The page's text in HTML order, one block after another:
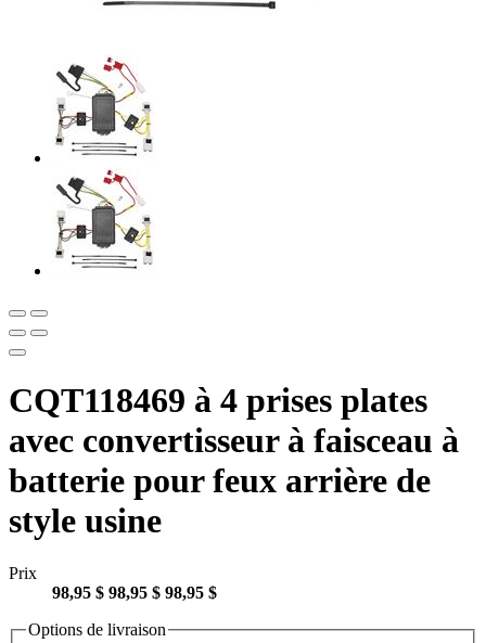
CQT118469 à 4 prises plates
avec convertisseur à faisceau à
batterie pour feux arrière de
style usine
Prix
98,95 $ 98,95 $ 98,95 $
Options de livraison